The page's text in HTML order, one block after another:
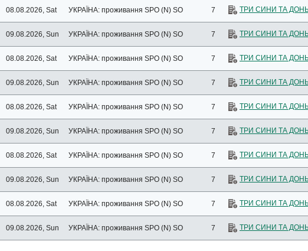
08.08.2026, Sat УКРАЇНА: проживання SPO (N) SO 7 ТРИ СИНИ ТА
09.08.2026, Sun УКРАЇНА: проживання SPO (N) SO 7 ТРИ СИНИ ТА
08.08.2026, Sat УКРАЇНА: проживання SPO (N) SO 7 ТРИ СИНИ ТА
09.08.2026, Sun УКРАЇНА: проживання SPO (N) SO 7 ТРИ СИНИ ТА
08.08.2026, Sat УКРАЇНА: проживання SPO (N) SO 7 ТРИ СИНИ ТА
09.08.2026, Sun УКРАЇНА: проживання SPO (N) SO 7 ТРИ СИНИ ТА
08.08.2026, Sat УКРАЇНА: проживання SPO (N) SO 7 ТРИ СИНИ ТА
09.08.2026, Sun УКРАЇНА: проживання SPO (N) SO 7 ТРИ СИНИ ТА
08.08.2026, Sat УКРАЇНА: проживання SPO (N) SO 7 ТРИ СИНИ ТА
09.08.2026, Sun УКРАЇНА: проживання SPO (N) SO 7 ТРИ СИНИ ТА